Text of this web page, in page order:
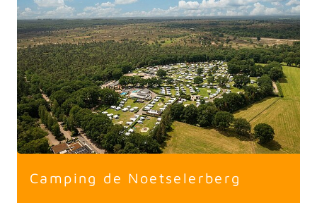
Camping de Noetselerberg